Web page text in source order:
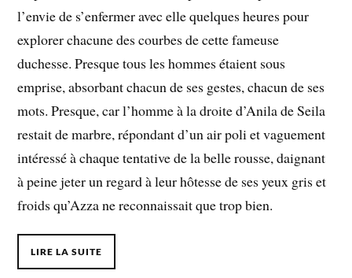
l’envie de s’enfermer avec elle quelques heures pour
explorer chacune des courbes de cette fameuse
duchesse. Presque tous les hommes étaient sous
emprise, absorbant chacun de ses gestes, chacun de ses
mots. Presque, car l’homme à la droite d’Anila de Seila
restait de marbre, répondant d’un air poli et vaguement
intéressé à chaque tentative de la belle rousse, daignant
à peine jeter un regard à leur hôtesse de ses yeux gris et
froids qu’Azza ne reconnaissait que trop bien.
LIRE LA SUITE